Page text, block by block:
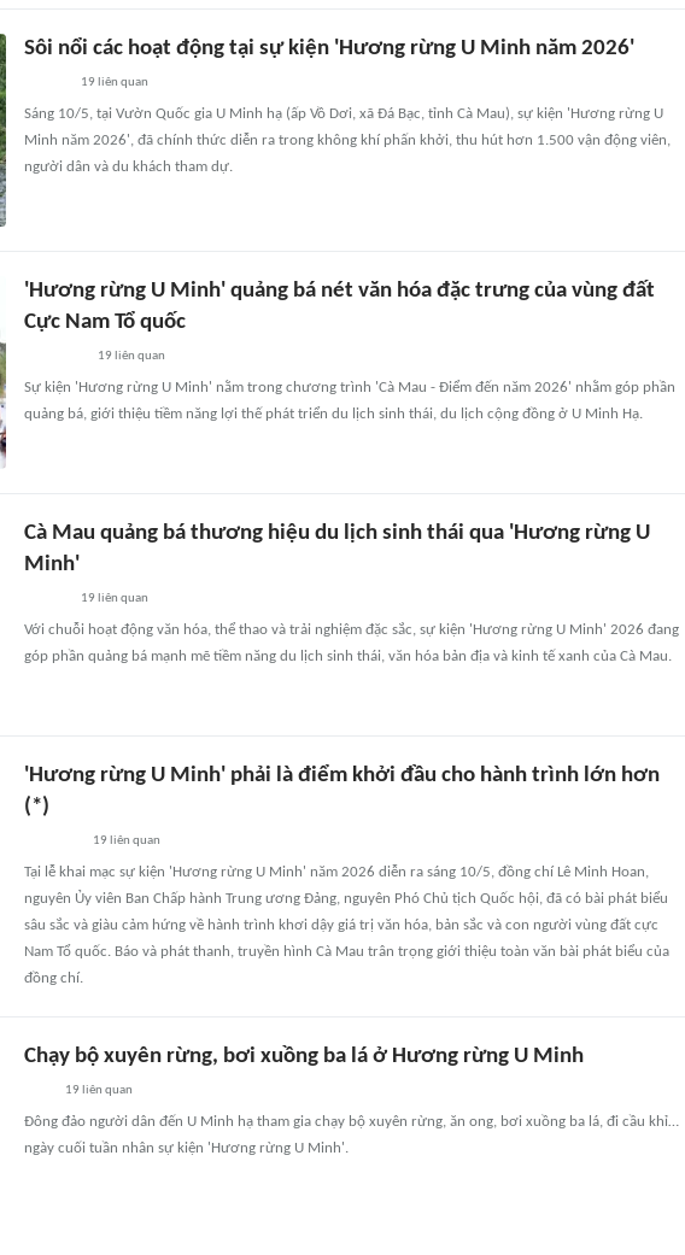
Sôi nổi các hoạt động tại sự kiện 'Hương rừng U Minh năm 2026'
19 liên quan
Sáng 10/5, tại Vườn Quốc gia U Minh hạ (ấp Vồ Dơi, xã Đá Bạc, tỉnh Cà Mau), sự kiện 'Hương rừng U
Minh năm 2026', đã chính thức diễn ra trong không khí phấn khởi, thu hút hơn 1.500 vận động viên,
người dân và du khách tham dự.
'Hương rừng U Minh' quảng bá nét văn hóa đặc trưng của vùng đất
Cực Nam Tổ quốc
19 liên quan
Sự kiện 'Hương rừng U Minh' nằm trong chương trình 'Cà Mau - Điểm đến năm 2026' nhằm góp phần
quảng bá, giới thiệu tiềm năng lợi thế phát triển du lịch sinh thái, du lịch cộng đồng ở U Minh Hạ.
Cà Mau quảng bá thương hiệu du lịch sinh thái qua 'Hương rừng U
Minh'
19 liên quan
Với chuỗi hoạt động văn hóa, thể thao và trải nghiệm đặc sắc, sự kiện 'Hương rừng U Minh' 2026 đang
góp phần quảng bá mạnh mẽ tiềm năng du lịch sinh thái, văn hóa bản địa và kinh tế xanh của Cà Mau.
'Hương rừng U Minh' phải là điểm khởi đầu cho hành trình lớn hơn
(*)
19 liên quan
Tại lễ khai mạc sự kiện 'Hương rừng U Minh' năm 2026 diễn ra sáng 10/5, đồng chí Lê Minh Hoan,
nguyên Ủy viên Ban Chấp hành Trung ương Đảng, nguyên Phó Chủ tịch Quốc hội, đã có bài phát biểu
sâu sắc và giàu cảm hứng về hành trình khơi dậy giá trị văn hóa, bản sắc và con người vùng đất cực
Nam Tổ quốc. Báo và phát thanh, truyền hình Cà Mau trân trọng giới thiệu toàn văn bài phát biểu của
đồng chí.
Chạy bộ xuyên rừng, bơi xuồng ba lá ở Hương rừng U Minh
19 liên quan
Đông đảo người dân đến U Minh hạ tham gia chạy bộ xuyên rừng, ăn ong, bơi xuồng ba lá, đi cầu khỉ…
ngày cuối tuần nhân sự kiện 'Hương rừng U Minh'.